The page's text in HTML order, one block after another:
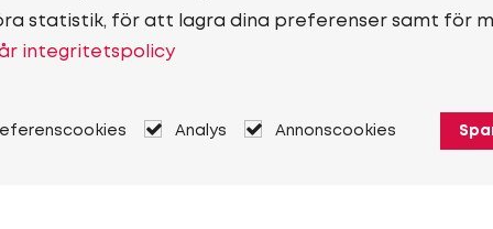
statistik, för att lagra dina preferenser samt för
integritetspolicy
Analys Annonscookies